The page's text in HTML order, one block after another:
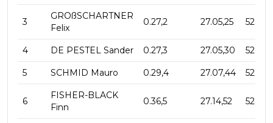
3
GROßSCHARTNER
Felix
0.27,2 27.05,25 52.5
4 DE PESTEL Sander 0.27,3 27.05,30 52.5
5 SCHMID Mauro 0.29,4 27.07,44 52.4
6
FISHER-BLACK
Finn
0.36,5 27.14,52 52.2